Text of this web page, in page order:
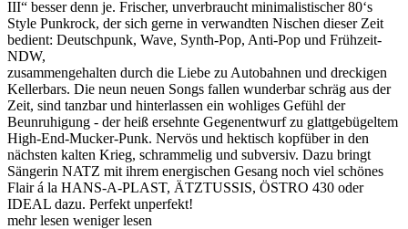
III“ besser denn je. Frischer, unverbraucht minimalistischer 80‘s
Style Punkrock, der sich gerne in verwandten Nischen dieser Zeit
bedient: Deutschpunk, Wave, Synth-Pop, Anti-Pop und Frühzeit-
NDW,
zusammengehalten durch die Liebe zu Autobahnen und dreckigen
Kellerbars. Die neun neuen Songs fallen wunderbar schräg aus der
Zeit, sind tanzbar und hinterlassen ein wohliges Gefühl der
Beunruhigung - der heiß ersehnte Gegenentwurf zu glattgebügeltem
High-End-Mucker-Punk. Nervös und hektisch kopfüber in den
nächsten kalten Krieg, schrammelig und subversiv. Dazu bringt
Sängerin NATZ mit ihrem energischen Gesang noch viel schönes
Flair á la HANS-A-PLAST, ÄTZTUSSIS, ÖSTRO 430 oder
IDEAL dazu. Perfekt unperfekt!
mehr lesen weniger lesen